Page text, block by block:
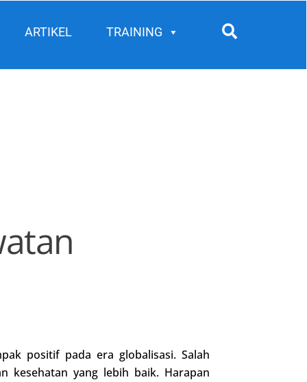
ARTIKEL TRAINING
positif pada era globalisasi. Salah
kesehatan yang lebih baik. Harapan